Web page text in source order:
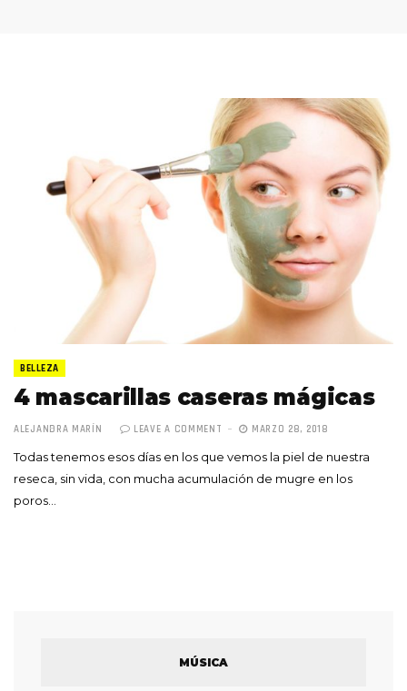
BELLEZA
4 mascarillas caseras mágicas
ALEJANDRA MARÍN LEAVE A COMMENT MARZO 28, 2018
Todas tenemos esos días en los que vemos la piel de nuestra
reseca, sin vida, con mucha acumulación de mugre en los
poros…
MÚSICA